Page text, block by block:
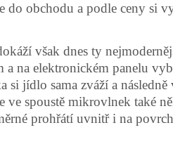
do obchodu a podle ceny si
však dnes ty
a na elektronickém panelu
jídlo sama zváží a
ve spoustě mikrovlnek také
prohřátí uvnitř i na